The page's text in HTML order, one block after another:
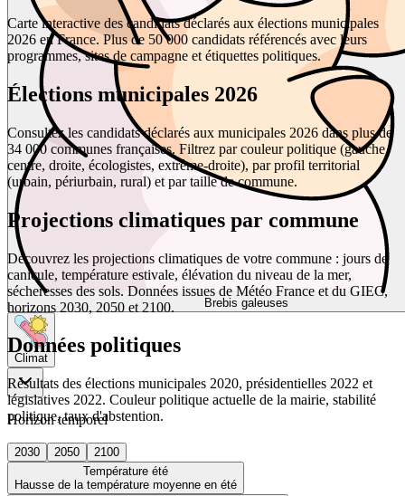
Brebis galeuses
Climat
Horizon temporel
2030 2050
2100
Température été
Hausse de la température moyenne en été
Carte interactive des candidats déclarés aux élections municipales
2026 en France. Plus de 50 000 candidats référencés avec leurs
programmes, sites de campagne et étiquettes politiques.
Élections municipales 2026
Consultez les candidats déclarés aux municipales 2026 dans plus de
34 000 communes françaises. Filtrez par couleur politique (gauche,
centre, droite, écologistes, extrême-droite), par profil territorial
(urbain, périurbain, rural) et par taille de commune.
Projections climatiques par commune
Découvrez les projections climatiques de votre commune : jours de
canicule, température estivale, élévation du niveau de la mer,
sécheresses des sols. Données issues de Météo France et du GIEC,
horizons 2030, 2050 et 2100.
Données politiques
Résultats des élections municipales 2020, présidentielles 2022 et
législatives 2022. Couleur politique actuelle de la mairie, stabilité
politique, taux d'abstention.